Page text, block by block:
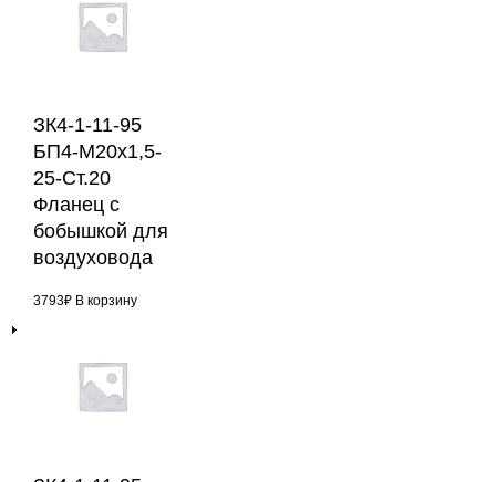
ЗК4-1-11-95
БП4-М20х1,5-
25-Ст.20
Фланец с
бобышкой для
воздуховода
3793₽ В корзину